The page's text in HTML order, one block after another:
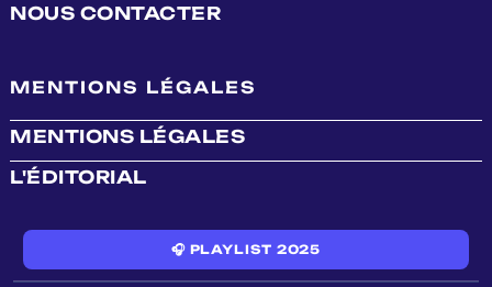
NOUS CONTACTER
MENTIONS LÉGALES
MENTIONS LÉGALES
L'ÉDITORIAL
🎧 PLAYLIST 2025